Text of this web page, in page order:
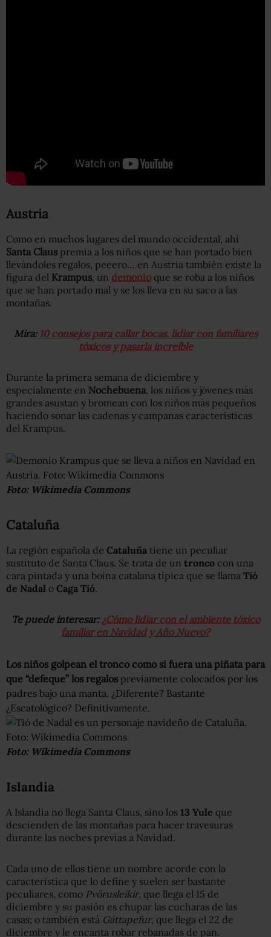
Austria
Como en muchos lugares del mundo occidental, ahí
Santa Claus premia a los niños que se han portado bien
llevándoles regalos, peeero… en Austria también existe la
figura del Krampus , un demonio que se roba a los niños
que se han portado mal y se los lleva en su saco a las
montañas.
Mira: 10 consejos para callar bocas, lidiar con familiares
tóxicos y pasarla increíble
Durante la primera semana de diciembre y
especialmente en Nochebuena , los niños y jóvenes más
grandes asustan y bromean con los niños más pequeños
haciendo sonar las cadenas y campanas características
del Krampus.
Foto: Wikimedia Commons
Cataluña
La región española de Cataluña tiene un peculiar
sustituto de Santa Claus. Se trata de un tronco con una
cara pintada y una boina catalana típica que se llama Tió
de Nadal o Caga Tió.
Te puede interesar: ¿Cómo lidiar con el ambiente tóxico
familiar en Navidad y Año Nuevo?
Los niños golpean el tronco como si fuera una piñata para
que “defeque” los regalos previamente colocados por los
padres bajo una manta. ¿Diferente? Bastante
¿Escatológico? Definitivamente.
Foto: Wikimedia Commons
Islandia
A Islandia no llega Santa Claus, sino los 13 Yule que
descienden de las montañas para hacer travesuras
durante las noches previas a Navidad.
Cada uno de ellos tiene un nombre acorde con la
característica que lo define y suelen ser bastante
peculiares, como Pvörusleikir, que llega el 15 de
diciembre y su pasión es chupar las cucharas de las
casas; o también está Gáttapefur, que llega el 22 de
diciembre y le encanta robar rebanadas de pan.